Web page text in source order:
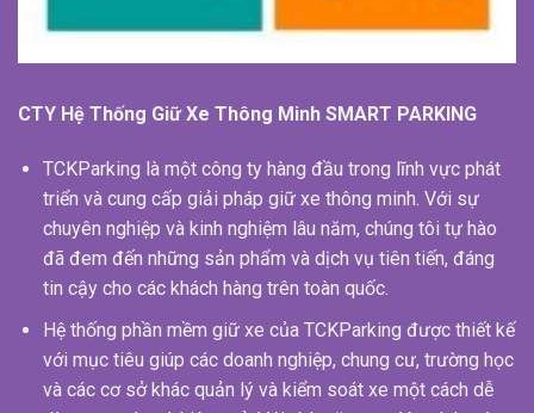
CTY Hệ Thống Giữ Xe Thông Minh SMART PARKING
TCKParking là một công ty hàng đầu trong lĩnh vực phát
triển và cung cấp giải pháp giữ xe thông minh. Với sự
chuyên nghiệp và kinh nghiệm lâu năm, chúng tôi tự hào
đã đem đến những sản phẩm và dịch vụ tiên tiến, đáng
tin cậy cho các khách hàng trên toàn quốc.
Hệ thống phần mềm giữ xe của TCKParking được thiết kế
với mục tiêu giúp các doanh nghiệp, chung cư, trường học
và các cơ sở khác quản lý và kiểm soát xe một cách dễ